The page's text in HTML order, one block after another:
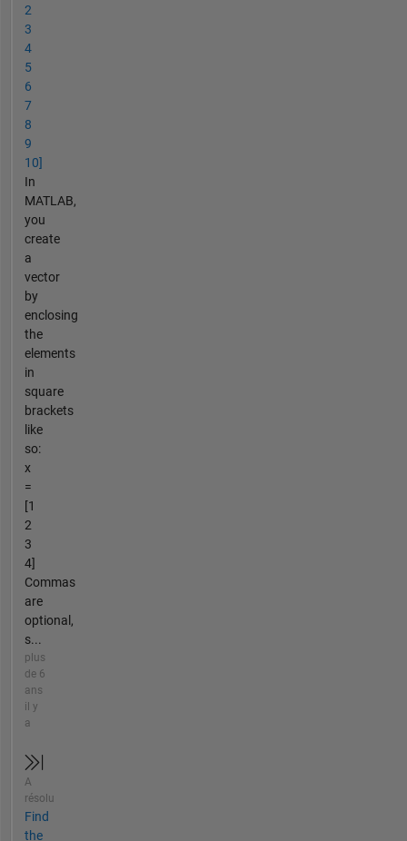
2
3
4
5
6
7
8
9
10]
In
MATLAB,
you
create
a
vector
by
enclosing
the
elements
in
square
brackets
like
so:
x
=
[1
2
3
4]
Commas
are
optional,
s...
plus
de 6
ans
il y
a
A
résolu
Find
the